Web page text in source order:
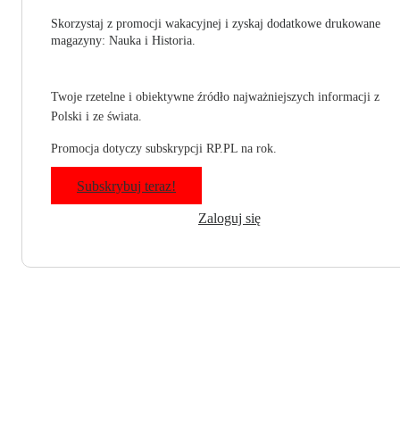
Skorzystaj z promocji wakacyjnej i zyskaj dodatkowe drukowane
magazyny: Nauka i Historia.
Twoje rzetelne i obiektywne źródło najważniejszych informacji z
Polski i ze świata.
Promocja dotyczy subskrypcji RP.PL na rok.
Subskrybuj teraz!
Zaloguj się